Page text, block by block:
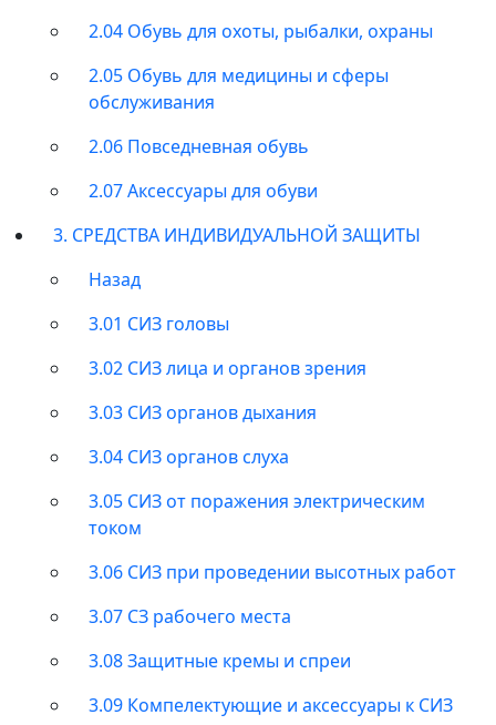
2.04 Обувь для охоты, рыбалки, охраны
2.05 Обувь для медицины и сферы
обслуживания
2.06 Повседневная обувь
2.07 Аксессуары для обуви
3. СРЕДСТВА ИНДИВИДУАЛЬНОЙ ЗАЩИТЫ
Назад
3.01 СИЗ головы
3.02 СИЗ лица и органов зрения
3.03 СИЗ органов дыхания
3.04 СИЗ органов слуха
3.05 СИЗ от поражения электрическим
током
3.06 СИЗ при проведении высотных работ
3.07 СЗ рабочего места
3.08 Защитные кремы и спреи
3.09 Компелектующие и аксессуары к СИЗ